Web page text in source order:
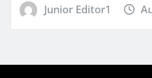
Junior Editor1